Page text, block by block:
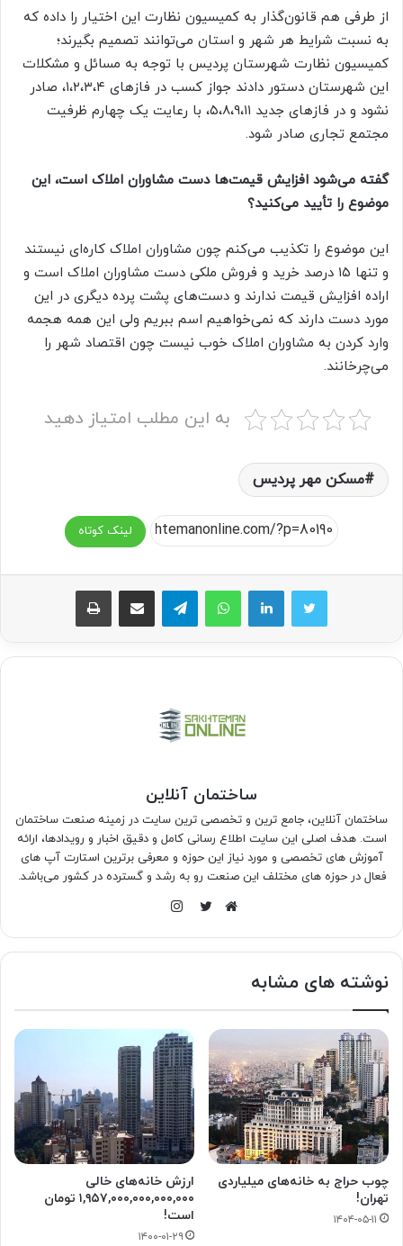
از طرفی هم قانون‌گذار به کمیسیون نظارت این اختیار را داده که
به نسبت شرایط هر شهر و استان می‌توانند تصمیم بگیرند؛
کمیسیون نظارت شهرستان پردیس با توجه به مسائل و مشکلات
این شهرستان دستور دادند جواز کسب در فازهای ۱،۲،۳،۴، صادر
نشود و در فازهای جدید ۵،۸،۹،۱۱، با رعایت یک چهارم ظرفیت
مجتمع تجاری صادر شود.
گفته می‌شود افزایش قیمت‌ها دست مشاوران املاک است، این
موضوع را تأیید می‌کنید؟
این موضوع را تکذیب می‌کنم چون مشاوران املاک کاره‌ای نیستند
و تنها ۱۵ درصد خرید و فروش ملکی دست مشاوران املاک است و
اراده افزایش قیمت ندارند و دست‌های پشت پرده دیگری در این
مورد دست دارند که نمی‌خواهیم اسم ببریم ولی این همه هجمه
وارد کردن به مشاوران املاک خوب نیست چون اقتصاد شهر را
می‌چرخانند.
به این مطلب امتیاز دهید
مسکن مهر پردیس
لینک کوتاه
واتس آپ تلگرام اشتراک گذاری از طریق ایمیل چاپ
ساختمان آنلاین
ساختمان آنلاین، جامع ترین و تخصصی ترین سایت در زمینه صنعت ساختمان
است. هدف اصلی این سایت اطلاع رسانی کامل و دقیق اخبار و رویدادها، ارائه
آموزش های تخصصی و مورد نیاز این حوزه و معرفی برترین استارت آپ های
فعال در حوزه های مختلف این صنعت رو به رشد و گسترده در کشور می‌باشد.
نوشته های مشابه
چوب حراج به خانه‌های میلیاردی
تهران!
۱۴۰۴-۰۵-۱۱
ارزش خانه‌های خالی
۱,۹۵۷,۰۰۰,۰۰۰,۰۰۰,۰۰۰ تومان
است!
۱۴۰۰-۰۱-۲۹